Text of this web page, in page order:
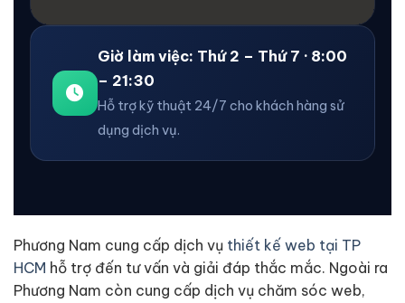
Giờ làm việc: Thứ 2 – Thứ 7 · 8:00
– 21:30
Hỗ trợ kỹ thuật 24/7 cho khách hàng sử
dụng dịch vụ.
Phương Nam cung cấp dịch vụ thiết kế web tại TP
HCM hỗ trợ đến tư vấn và giải đáp thắc mắc. Ngoài ra
Phương Nam còn cung cấp dịch vụ chăm sóc web,